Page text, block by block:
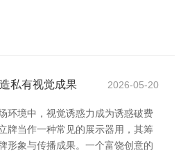
私有视觉成果 2026-05-20
环境中，视觉诱惑力成为诱惑破费
牌当作一种常见的展示器用，其筹
形象与传播成果。一个富饶创意的